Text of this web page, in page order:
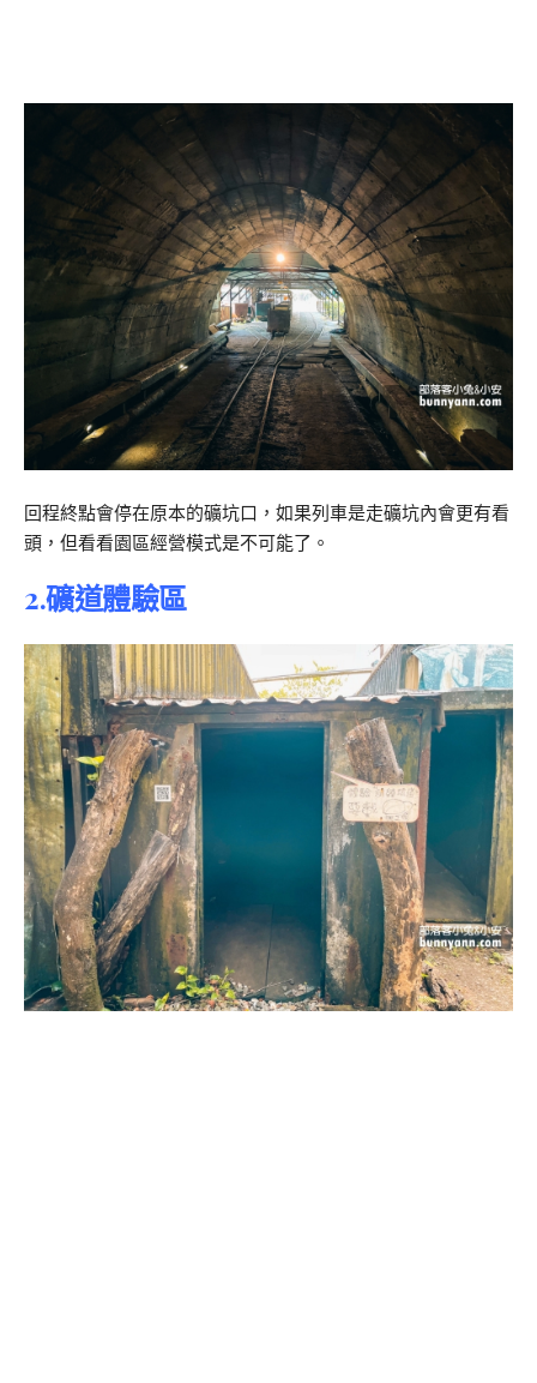
回程終點會停在原本的礦坑口，如果列車是走礦坑內會更有看
頭，但看看園區經營模式是不可能了。
2.礦道體驗區